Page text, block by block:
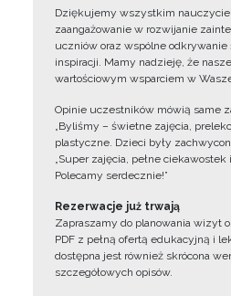
Dziękujemy wszystkim
zaangażowanie w rozwijanie
uczniów oraz wspólne odkrywanie
inspiracji. Mamy nadzieję, że
wartościowym wsparciem w
Opinie uczestników mówią same
„Byliśmy – świetne zajęcia,
plastyczne. Dzieci były
„Super zajęcia, pełne
Polecamy serdecznie!”
Rezerwacje już trwają
Zapraszamy do planowania wizyt
PDF z pełną ofertą edukacyjną i
dostępna jest również skrócona
szczegółowych opisów.